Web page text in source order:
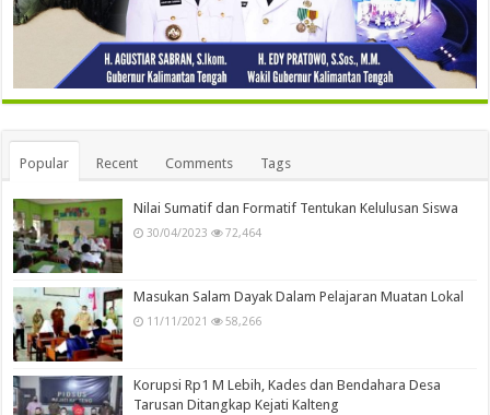
Popular Recent Comments Tags
Nilai Sumatif dan Formatif Tentukan Kelulusan Siswa
30/04/2023 72,464
Masukan Salam Dayak Dalam Pelajaran Muatan Lokal
11/11/2021 58,266
Korupsi Rp1 M Lebih, Kades dan Bendahara Desa
Tarusan Ditangkap Kejati Kalteng